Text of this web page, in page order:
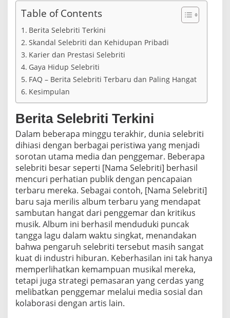
Table of Contents
Berita Selebriti Terkini
Skandal Selebriti dan Kehidupan Pribadi
Karier dan Prestasi Selebriti
Gaya Hidup Selebriti
FAQ – Berita Selebriti Terbaru dan Paling Hangat
Kesimpulan
Berita Selebriti Terkini
Dalam beberapa minggu terakhir, dunia selebriti
dihiasi dengan berbagai peristiwa yang menjadi
sorotan utama media dan penggemar. Beberapa
selebriti besar seperti [Nama Selebriti] berhasil
mencuri perhatian publik dengan pencapaian
terbaru mereka. Sebagai contoh, [Nama Selebriti]
baru saja merilis album terbaru yang mendapat
sambutan hangat dari penggemar dan kritikus
musik. Album ini berhasil menduduki puncak
tangga lagu dalam waktu singkat, menandakan
bahwa pengaruh selebriti tersebut masih sangat
kuat di industri hiburan. Keberhasilan ini tak hanya
memperlihatkan kemampuan musikal mereka,
tetapi juga strategi pemasaran yang cerdas yang
melibatkan penggemar melalui media sosial dan
kolaborasi dengan artis lain.